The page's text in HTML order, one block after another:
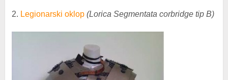
2. Legionarski oklop (Lorica Segmentata corbridge tip B)